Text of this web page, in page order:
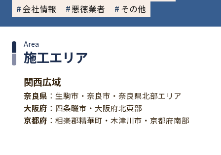
会社情報
悪徳業者 その他
施工エリア
Area
関西広域
奈良県 ：生駒市・奈良市・奈良県北部エリア
大阪府 ：四条畷市・大阪府北東部
京都府 ：相楽郡精華町・木津川市・京都府南部